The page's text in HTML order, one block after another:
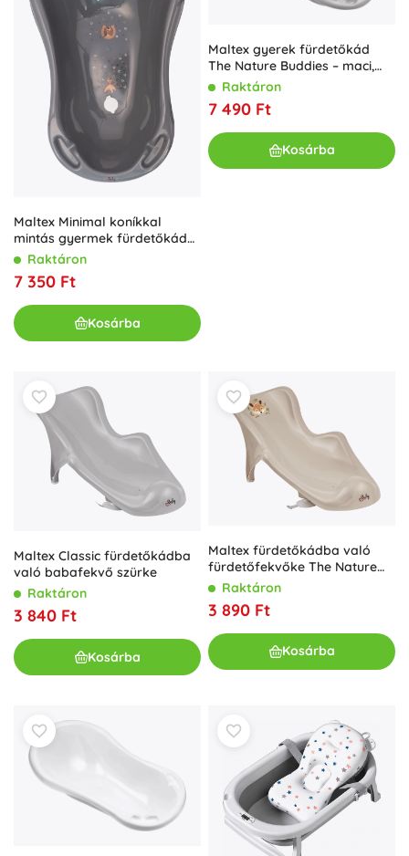
Maltex Minimal koníkkal
mintás gyermek fürdetőkád
dugóval, 84 cm, acélszürke
Raktáron
7 350 Ft
Kosárba
Maltex gyerek fürdetőkád
The Nature Buddies – maci,
100 cm, szürke
Raktáron
7 490 Ft
Kosárba
Maltex Classic fürdetőkádba
való babafekvő szürke
Raktáron
3 840 Ft
Kosárba
Maltex fürdetőkádba való
fürdetőfekvőke The Nature
Buddies Róka bézs
Raktáron
3 890 Ft
Kosárba